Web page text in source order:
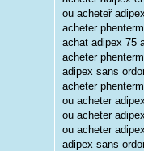
ou acheteř
acheter
achat adipex 75
acheter
adipex sans
acheter
ou acheter
ou acheter
ou acheter
adipex sans